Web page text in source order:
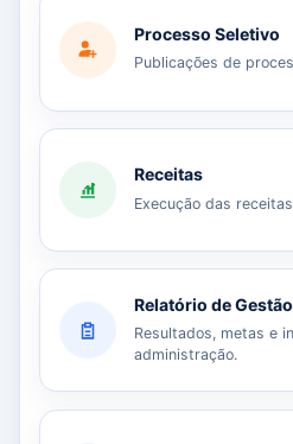
Processo Seletivo
Publicações de
Receitas
Execução das
Relatório de Gestão
Resultados, metas e
administração.